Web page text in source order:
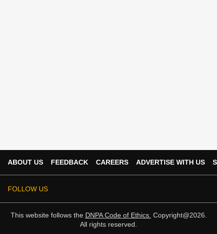
ABOUT US FEEDBACK CAREERS ADVERTISE WITH US
FOLLOW US
This website follows the DNPA Code of Ethics. Copyright@2026.
All rights reserved.